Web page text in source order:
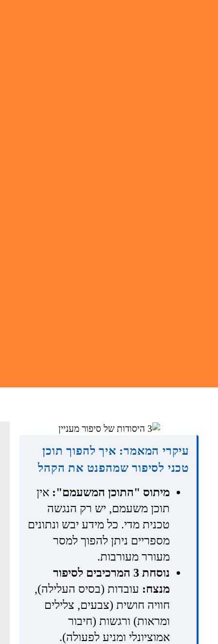
עיקרי המאמר: איך להפוך תוכן
טכני לסיפור שמהפנט את הקהל
מיתוס "התוכן המשעמם": אין
תוכן משעמם, יש רק הנגשה
טכנית מדי. כל מידע יבש ונתונים
מספריים ניתן להפוך למסר
מעורר מעורבות.
נוסחת 3 המרכיבים לסיפור
מנצח: עובדות (בסיס העלילה),
חוויה חושית (צבעים, צלילים
ומראות) ורגשות (חיבור
אמוציונלי ומניע לפעולה).